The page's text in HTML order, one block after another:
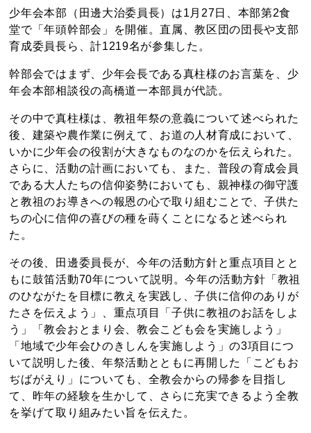
少年会本部（田邊大治委員長）は1月27日、本部第2食
堂で「年頭幹部会」を開催。直属、教区団の団長や支部
育成委員長ら、計1219名が参集した。
幹部会ではまず、少年会長である真柱様のお言葉を、少
年会本部相談役の高橋道一本部員が代読。
その中で真柱様は、教祖年祭の意義について述べられた
後、建築や農作業に例えて、お道の人材育成において、
いかに少年会の役割が大きなものなのかを伝えられた。
さらに、活動の計画においても、また、普段の育成会員
である大人たちの信仰姿勢においても、親神様の御守護
と教祖のお導きへの報恩の心で取り組むことで、子供た
ちの心に信仰の喜びの種を蒔くことになると述べられ
た。
その後、田邊委員長が、今年の活動方針と重点項目とと
もに鼓笛活動70年について説明。今年の活動方針「教祖
のひながたを目標に教えを実践し、子供に信仰のありが
たさを伝えよう」、重点項目「子供に教祖のお話をしよ
う」「教会おとまり会、教会こども会を実施しよう」
「地域で少年会ひのきしんを実施しよう」の3項目につ
いて説明した後、年祭活動とともに再開した「こどもお
ぢばがえり」についても、全教会からの帰参を目指し
て、昨年の経験を生かして、さらに充実できるよう全教
を挙げて取り組みたい旨を伝えた。